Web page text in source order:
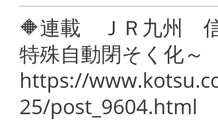
🔶連載 ＪＲ九州 信
特殊自動閉そく化～
https://
25/post_9604.html